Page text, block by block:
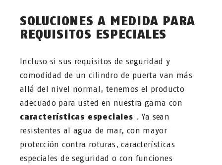
SOLUCIONES A MEDIDA PARA
REQUISITOS ESPECIALES
Incluso si sus requisitos de seguridad y
comodidad de un cilindro de puerta van más
allá del nivel normal, tenemos el producto
adecuado para usted en nuestra gama con
características especiales . Ya sean
resistentes al agua de mar, con mayor
protección contra roturas, características
especiales de seguridad o con funciones